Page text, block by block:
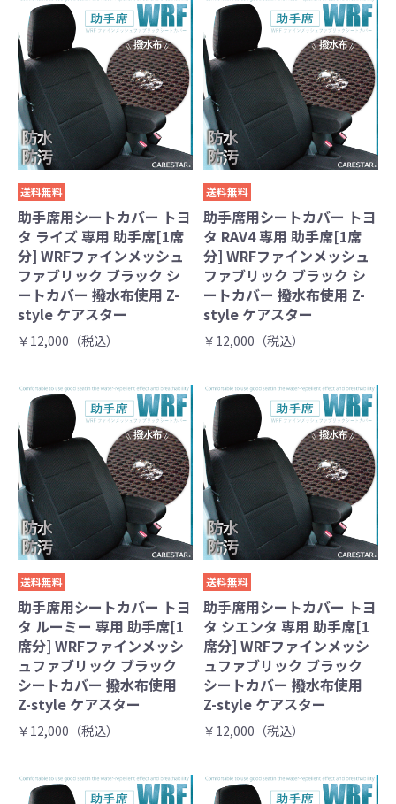
送料無料
助手席用シートカバー トヨ
タ ライズ 専用 助手席[1席
分] WRFファインメッシュ
ファブリック ブラック シ
ートカバー 撥水布使用 Z-
style ケアスター
￥12,000（税込）
送料無料
助手席用シートカバー トヨ
タ RAV4 専用 助手席[1席
分] WRFファインメッシュ
ファブリック ブラック シ
ートカバー 撥水布使用 Z-
style ケアスター
￥12,000（税込）
送料無料
助手席用シートカバー トヨ
タ ルーミー 専用 助手席[1
席分] WRFファインメッシ
ュファブリック ブラック
シートカバー 撥水布使用
Z-style ケアスター
￥12,000（税込）
送料無料
助手席用シートカバー トヨ
タ シエンタ 専用 助手席[1
席分] WRFファインメッシ
ュファブリック ブラック
シートカバー 撥水布使用
Z-style ケアスター
￥12,000（税込）